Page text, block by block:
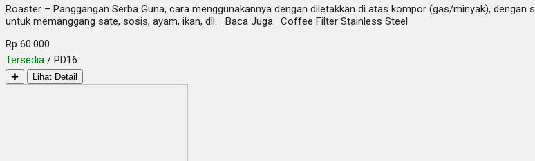
Roaster – Panggangan Serba Guna, cara menggunakannya dengan diletakkan di atas kompor (gas/minyak),
untuk memanggang sate, sosis, ayam, ikan, dll. Baca Juga: Coffee Filter Stainless Steel
Rp 60.000
Tersedia / PD16
✚ Lihat Detail